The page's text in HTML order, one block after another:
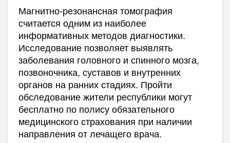
Магнитно-резонансная томография
считается одним из наиболее
информативных методов диагностики.
Исследование позволяет выявлять
заболевания головного и спинного мозга,
позвоночника, суставов и внутренних
органов на ранних стадиях. Пройти
обследование жители республики могут
бесплатно по полису обязательного
медицинского страхования при наличии
направления от лечащего врача.